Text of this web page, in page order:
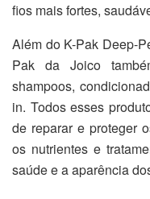
fios mais fortes,
Além do K-Pak Deep-
Pak da Joico
shampoos,
in. Todos esses
de reparar e proteger
os nutrientes e
saúde e a aparência